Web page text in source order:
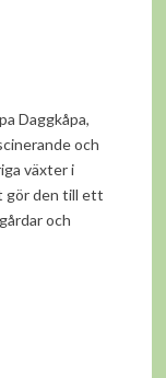
Daggkåpa,
och
växter i
gör den till ett
och